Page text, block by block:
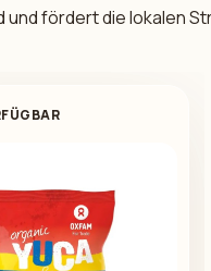
fördert die lokalen